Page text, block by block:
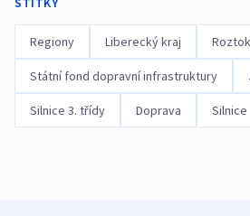
Regiony Liberecký kraj
Státní fond dopravní infrastruktury
Silnice 3. třídy Doprava Silnice